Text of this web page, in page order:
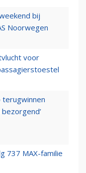
bij
Noorwegen
voor
terugwinnen
737 MAX-familie